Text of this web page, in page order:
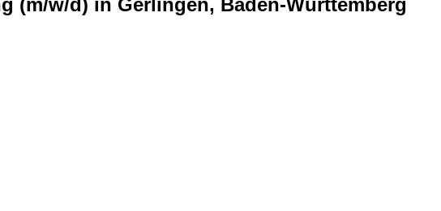
(m/w/d) in Gerlingen, Baden-Württemberg